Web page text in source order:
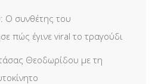
Ο συνθέτης του
πώς έγινε viral το τραγούδι
Θεοδωρίδου με τη